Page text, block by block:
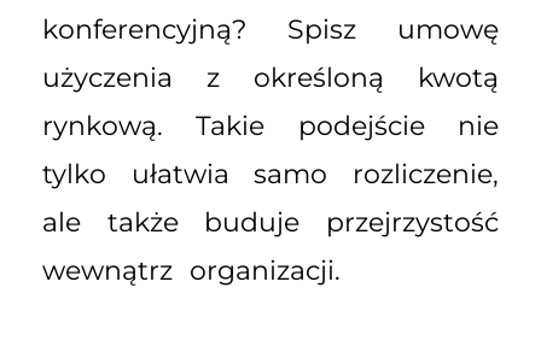
konferencyjną? Spisz umowę
użyczenia z określoną kwotą
rynkową. Takie podejście nie
tylko ułatwia samo rozliczenie,
ale także buduje przejrzystość
wewnątrz organizacji.